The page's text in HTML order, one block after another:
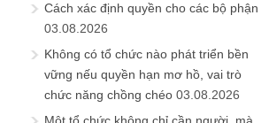
Cách xác định quyền cho các bộ phận
03.08.2026
Không có tổ chức nào phát triển bền
vững nếu quyền hạn mơ hồ, vai trò
chức năng chồng chéo 03.08.2026